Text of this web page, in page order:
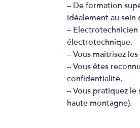
– De formation
idéalement au sein
– Electrotechnicien
électrotechnique.
– Vous maitrisez
– Vous êtes
confidentialité.
– Vous pratiquez le
haute montagne).